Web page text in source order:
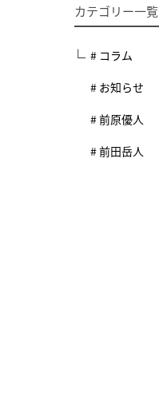
カテゴリー一覧
# コラム
# お知らせ
# 前原優人
# 前田岳人